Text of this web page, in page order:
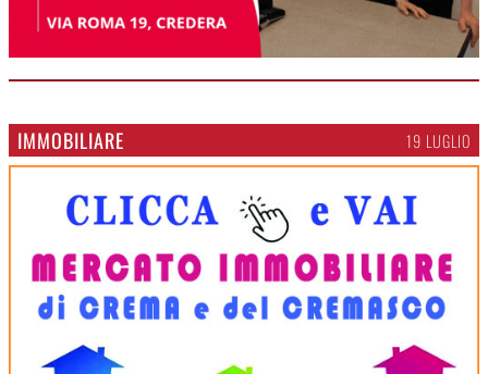
IMMOBILIARE 19 LUGLIO